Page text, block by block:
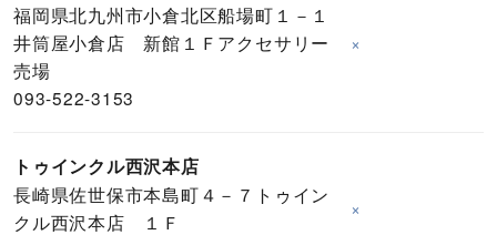
福岡県北九州市小倉北区船場町１－１
井筒屋小倉店 新館１Ｆアクセサリー
売場
093-522-3153
×
トゥインクル西沢本店
長崎県佐世保市本島町４－７トゥイン
クル西沢本店 １Ｆ
×